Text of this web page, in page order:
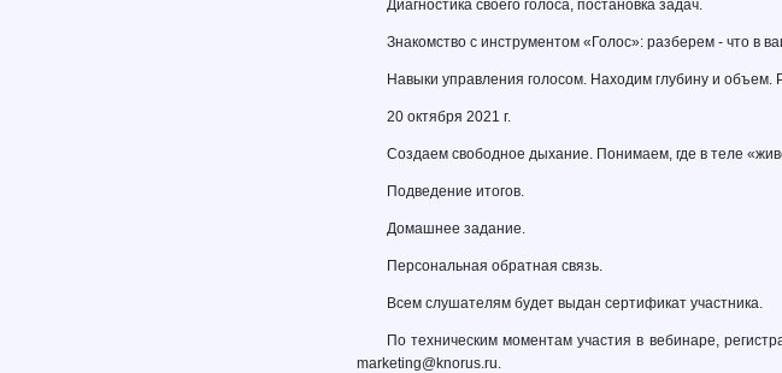
Диагностика своего голоса, постановка задач.
Знакомство с инструментом «Голос»: разберем - что в
Навыки управления голосом. Находим глубину и объем.
20 октября 2021 г.
Создаем свободное дыхание. Понимаем, где в теле
Подведение итогов.
Домашнее задание.
Персональная обратная связь.
Всем слушателям будет выдан сертификат участника.
По техническим моментам участия в вебинаре,
marketing@knorus.ru.